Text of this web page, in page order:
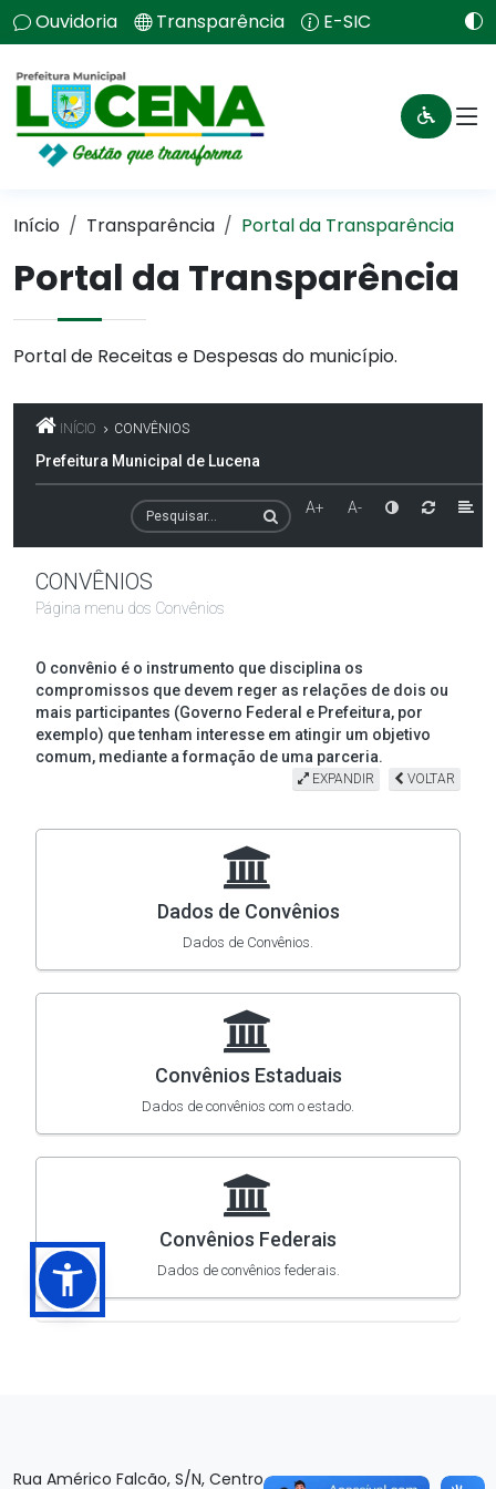
Ouvidoria Transparência E-SIC
Início Transparência Portal da Transparência
Portal da Transparência
Portal de Receitas e Despesas do município.
Rua Américo Falcão, S/N, Centro